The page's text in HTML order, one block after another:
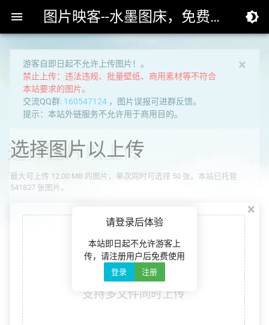
 图片映客--水墨图床，免费专业的高速外链图床 
×
游客自即日起不允许上传图片！。
禁止上传：违法违规、批量壁纸、商用素材等不符合
本站要求的图片。
交流QQ群: 160547124，图片误报可进群反馈。
提示：本站外链服务不允许用于商用目的。
选择图片以上传
最大可上传 12.00 MB 的图片，单次同时可选择 50 张。本站已托管
541827 张图片。
×
拖拽文件到这里 …
支持多文件同时上传
请登录后体验
本站即日起不允许游客上
传，请注册用户后免费使用
登录 注册